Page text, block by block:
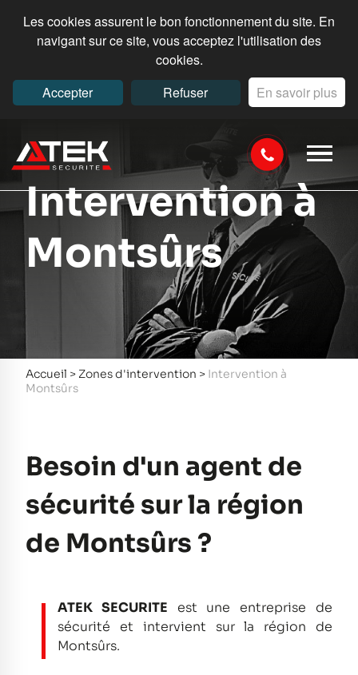
Les cookies assurent le bon fonctionnement du site. En
navigant sur ce site, vous acceptez l'utilisation des
cookies.
Accepter
Refuser En savoir plus
Intervention à
Montsûrs
Accueil > Zones d'intervention > Intervention à
Montsûrs
Besoin d'un agent de
sécurité sur la région
de Montsûrs ?
ATEK SECURITE est une entreprise de
sécurité et intervient sur la région de
Montsûrs.